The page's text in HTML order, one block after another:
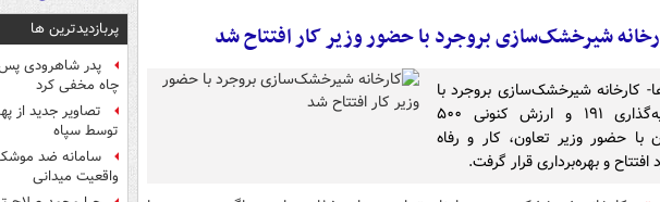
شیرخشک‌سازی بروجرد با حضور وزیر کار افتتاح شد
کارخانه شیرخشک‌سازی بروجرد با
حجم سرمایه‌گذاری ۱۹۱ و ارزش کنونی ۵۰۰
با حضور وزیر تعاون، کار و رفاه
و بهره‌برداری قرار گرفت.
پربازدیدترین ها
پدر شاهرودی
چاه مخفی کرد
تصاویر جدید از
توسط سپاه
سامانه ضد
واقعیت میدانی